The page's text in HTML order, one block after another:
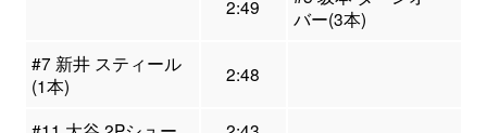
2:49
バー(3本)
#7 新井 スティール
(1本)
2:48